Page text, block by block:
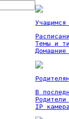
Темы и
Домашние
В
IP